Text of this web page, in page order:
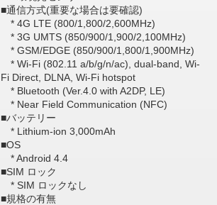
■通信方式(重要な場合は要確認)
* 4G LTE (800/1,800/2,600MHz)
* 3G UMTS (850/900/1,900/2,100MHz)
* GSM/EDGE (850/900/1,800/1,900MHz)
* Wi-Fi (802.11 a/b/g/n/ac), dual-band, Wi-
Fi Direct, DLNA, Wi-Fi hotspot
* Bluetooth (Ver.4.0 with A2DP, LE)
* Near Field Communication (NFC)
■バッテリー
* Lithium-ion 3,000mAh
■OS
* Android 4.4
■SIM ロック
* SIM ロックなし
■規格の有無